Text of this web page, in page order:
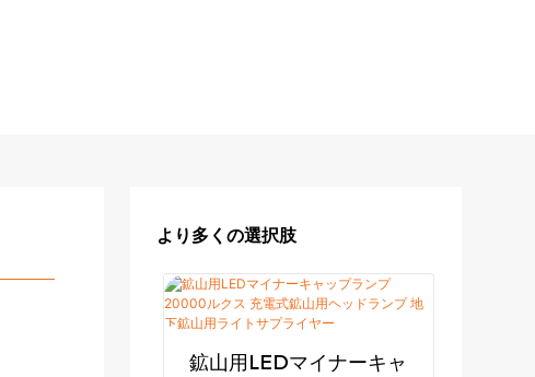
より多くの選択肢
鉱山用LEDマイナーキャ